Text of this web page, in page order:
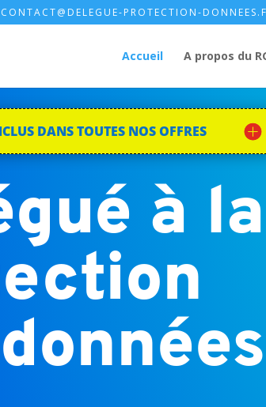
CONTACT@DELEGUE-PROTECTION-
Accueil A propos du
DANS TOUTES NOS OFFRES
à la